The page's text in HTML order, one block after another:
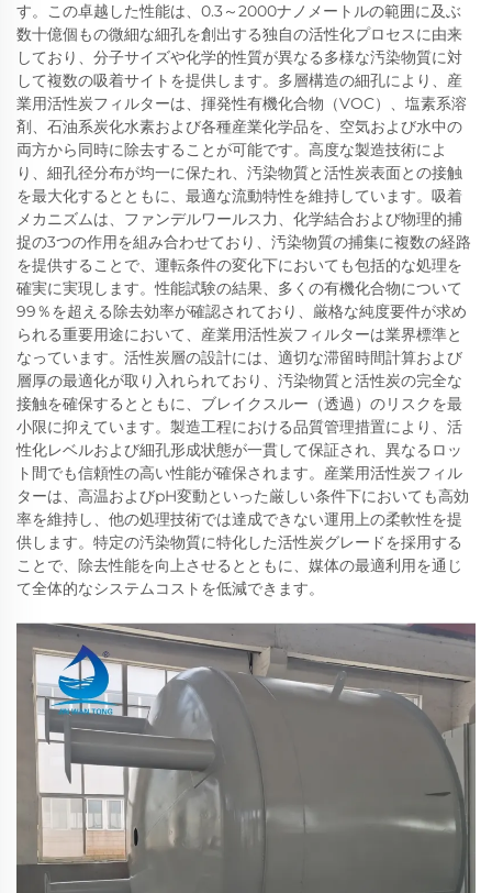
す。この卓越した性能は、0.3～2000ナノメートルの範囲に及ぶ
数十億個もの微細な細孔を創出する独自の活性化プロセスに由来
しており、分子サイズや化学的性質が異なる多様な汚染物質に対
して複数の吸着サイトを提供します。多層構造の細孔により、産
業用活性炭フィルターは、揮発性有機化合物（VOC）、塩素系溶
剤、石油系炭化水素および各種産業化学品を、空気および水中の
両方から同時に除去することが可能です。高度な製造技術によ
り、細孔径分布が均一に保たれ、汚染物質と活性炭表面との接触
を最大化するとともに、最適な流動特性を維持しています。吸着
メカニズムは、ファンデルワールス力、化学結合および物理的捕
捉の3つの作用を組み合わせており、汚染物質の捕集に複数の経路
を提供することで、運転条件の変化下においても包括的な処理を
確実に実現します。性能試験の結果、多くの有機化合物について
99％を超える除去効率が確認されており、厳格な純度要件が求め
られる重要用途において、産業用活性炭フィルターは業界標準と
なっています。活性炭層の設計には、適切な滞留時間計算および
層厚の最適化が取り入れられており、汚染物質と活性炭の完全な
接触を確保するとともに、ブレイクスルー（透過）のリスクを最
小限に抑えています。製造工程における品質管理措置により、活
性化レベルおよび細孔形成状態が一貫して保証され、異なるロッ
ト間でも信頼性の高い性能が確保されます。産業用活性炭フィル
ターは、高温およびpH変動といった厳しい条件下においても高効
率を維持し、他の処理技術では達成できない運用上の柔軟性を提
供します。特定の汚染物質に特化した活性炭グレードを採用する
ことで、除去性能を向上させるとともに、媒体の最適利用を通じ
て全体的なシステムコストを低減できます。